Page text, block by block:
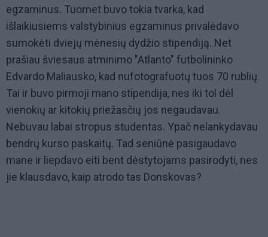
egzaminus. Tuomet buvo tokia tvarka, kad
išlaikiusiems valstybinius egzaminus privalėdavo
sumokėti dviejų mėnesių dydžio stipendiją. Net
prašiau šviesaus atminimo "Atlanto" futbolininko
Edvardo Maliausko, kad nufotografuotų tuos 70 rublių.
Tai ir buvo pirmoji mano stipendija, nes iki tol dėl
vienokių ar kitokių priežasčių jos negaudavau.
Nebuvau labai stropus studentas. Ypač nelankydavau
bendrų kurso paskaitų. Tad seniūnė pasigaudavo
mane ir liepdavo eiti bent dėstytojams pasirodyti, nes
jie klausdavo, kaip atrodo tas Donskovas?